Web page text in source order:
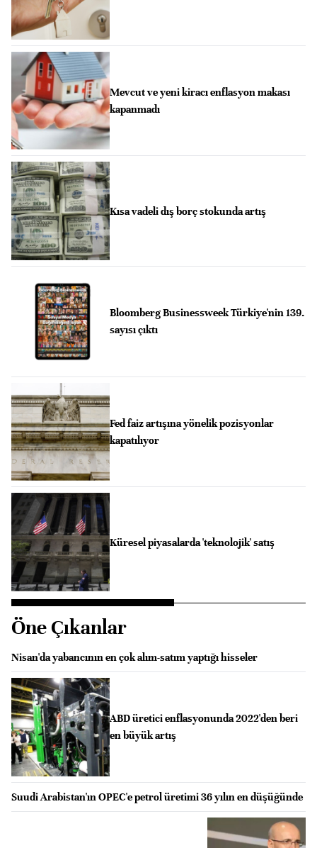
Mevcut ve yeni kiracı enflasyon makası
kapanmadı
Kısa vadeli dış borç stokunda artış
Bloomberg Businessweek Türkiye'nin 139.
sayısı çıktı
Fed faiz artışına yönelik pozisyonlar
kapatılıyor
Küresel piyasalarda 'teknolojik' satış
Öne Çıkanlar
Nisan'da yabancının en çok alım-satım yaptığı hisseler
ABD üretici enflasyonunda 2022'den beri
en büyük artış
Suudi Arabistan'ın OPEC'e petrol üretimi 36 yılın en düşüğünde